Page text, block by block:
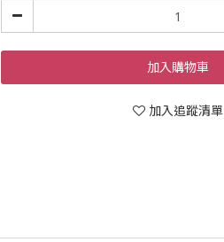
加入購物車
加入追蹤清單